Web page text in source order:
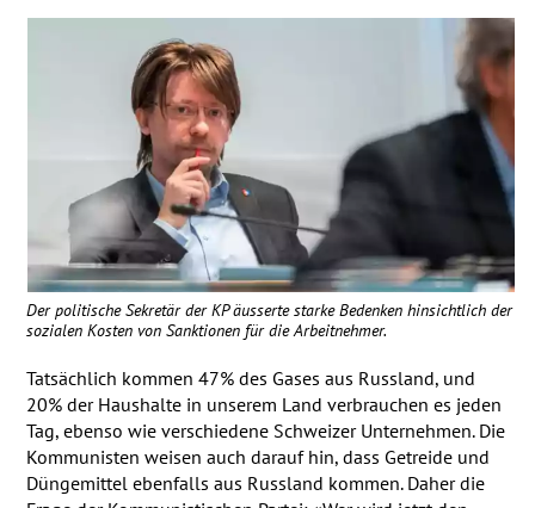
Der politische Sekretär der KP äusserte starke Bedenken hinsichtlich der
sozialen Kosten von Sanktionen für die Arbeitnehmer.
Tatsächlich kommen 47% des Gases aus Russland, und
20% der Haushalte in unserem Land verbrauchen es jeden
Tag, ebenso wie verschiedene Schweizer Unternehmen. Die
Kommunisten weisen auch darauf hin, dass Getreide und
Düngemittel ebenfalls aus Russland kommen. Daher die